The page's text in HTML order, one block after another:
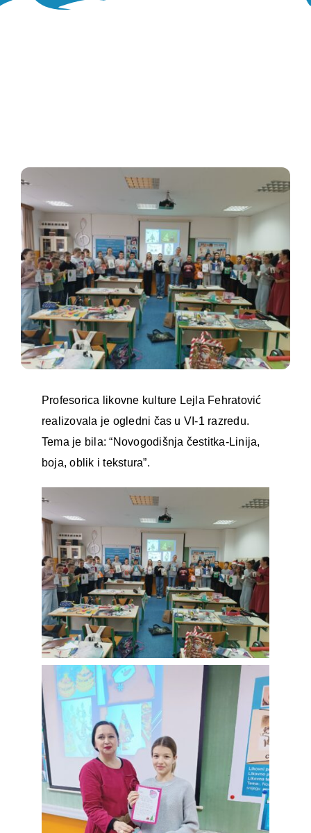
Oglasna ploča
Profesorica likovne kulture Lejla Fehratović
realizovala je ogledni čas u VI-1 razredu.
Tema je bila: “Novogodišnja čestitka-Linija,
boja, oblik i tekstura”.